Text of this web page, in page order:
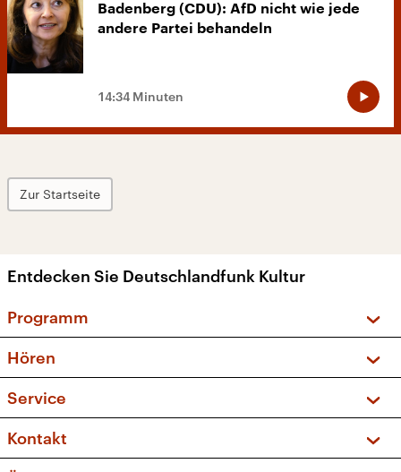
Badenberg (CDU): AfD nicht wie jede
andere Partei behandeln
14:34 Minuten
Zur Startseite
Entdecken Sie Deutschlandfunk Kultur
Programm
Sendungen und Podcasts
Musikliste
Kakadu – Das Kinderprogramm
Hören
Frequenzen (UKW + DAB+)
Service
FAQ
Apps
Kontakt